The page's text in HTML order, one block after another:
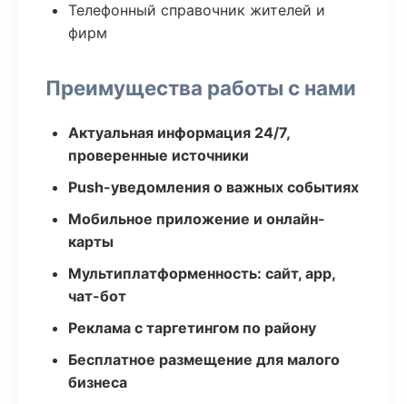
Телефонный справочник жителей и
фирм
Преимущества работы с нами
Актуальная информация 24/7,
проверенные источники
Push-уведомления о важных событиях
Мобильное приложение и онлайн-
карты
Мультиплатформенность: сайт, app,
чат-бот
Реклама с таргетингом по району
Бесплатное размещение для малого
бизнеса